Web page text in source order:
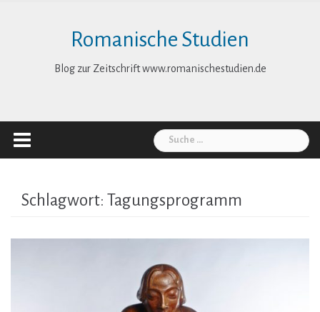
Romanische Studien
Blog zur Zeitschrift www.romanischestudien.de
Suche
nach:
Schlagwort: Tagungsprogramm